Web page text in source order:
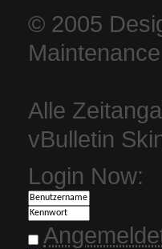
© 2005
Alle
vBulletin
Login Now: